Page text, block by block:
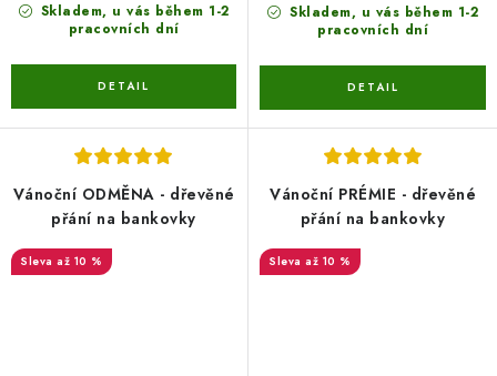
Skladem, u vás během 1-2
pracovních dní
Skladem, u vás během 1-2
pracovních dní
Vánoční ODMĚNA - dřevěné
přání na bankovky
až 10 %
Vánoční PRÉMIE - dřevěné
přání na bankovky
až 10 %